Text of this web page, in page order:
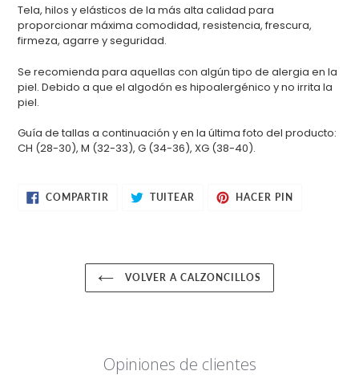
Tela, hilos y elásticos de la más alta calidad para
proporcionar máxima comodidad, resistencia, frescura,
firmeza, agarre y seguridad.
Se recomienda para aquellas con algún tipo de alergia en la
piel. Debido a que el algodón es hipoalergénico y no irrita la
piel.
Guía de tallas a continuación y en la última foto del producto:
CH (28-30), M (32-33), G (34-36), XG (38-40).
COMPARTIR COMPARTIR
EN
TUITEAR TUITEARHACER PINPINEAR
EN
VOLVER A CALZONCILLOS
Opiniones de clientes